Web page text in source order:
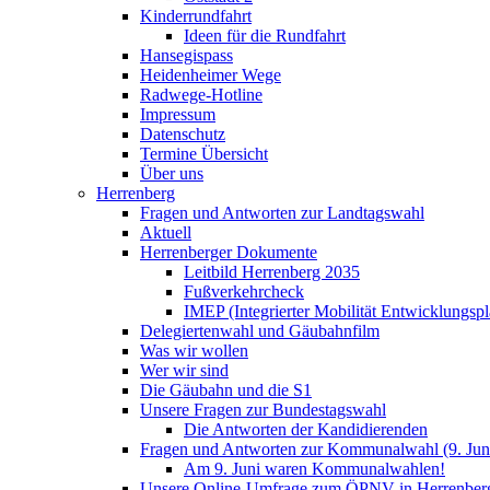
Kinderrundfahrt
Ideen für die Rundfahrt
Hansegispass
Heidenheimer Wege
Radwege-Hotline
Impressum
Datenschutz
Termine Übersicht
Über uns
Herrenberg
Fragen und Antworten zur Landtagswahl
Aktuell
Herrenberger Dokumente
Leitbild Herrenberg 2035
Fußverkehrcheck
IMEP (Integrierter Mobilität
Delegiertenwahl und Gäubahnfilm
Was wir wollen
Wer wir sind
Die Gäubahn und die S1
Unsere Fragen zur Bundestagswahl
Die Antworten der Kandidierenden
Fragen und Antworten zur Kommunalwahl (9.
Am 9. Juni waren Kommunalwahlen!